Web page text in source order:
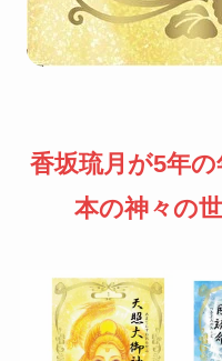
香坂琉月が5年
本の神々の